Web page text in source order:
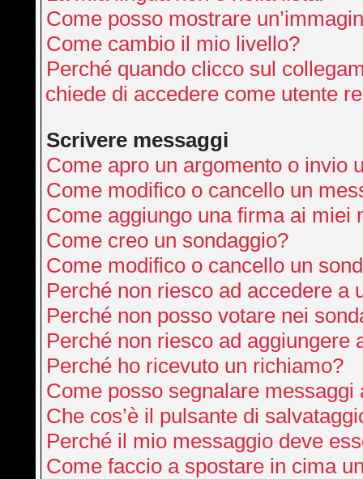
Come posso mostrare
Come cambio il mio livello?
Perché quando clicco sul
chiede di accedere come utente
Scrivere messaggi
Come apro un argomento o invio
Come modifico o cancello un
Come aggiungo una firma ai miei
Come creo un sondaggio?
Come modifico o cancello un
Perché non riesco ad accedere a
Perché non posso votare nei
Perché non riesco ad aggiungere
Perché ho ricevuto un richiamo?
Come posso segnalare messaggi
Che cos’è il pulsante di
Perché il mio messaggio deve
Come faccio a spostare in cima